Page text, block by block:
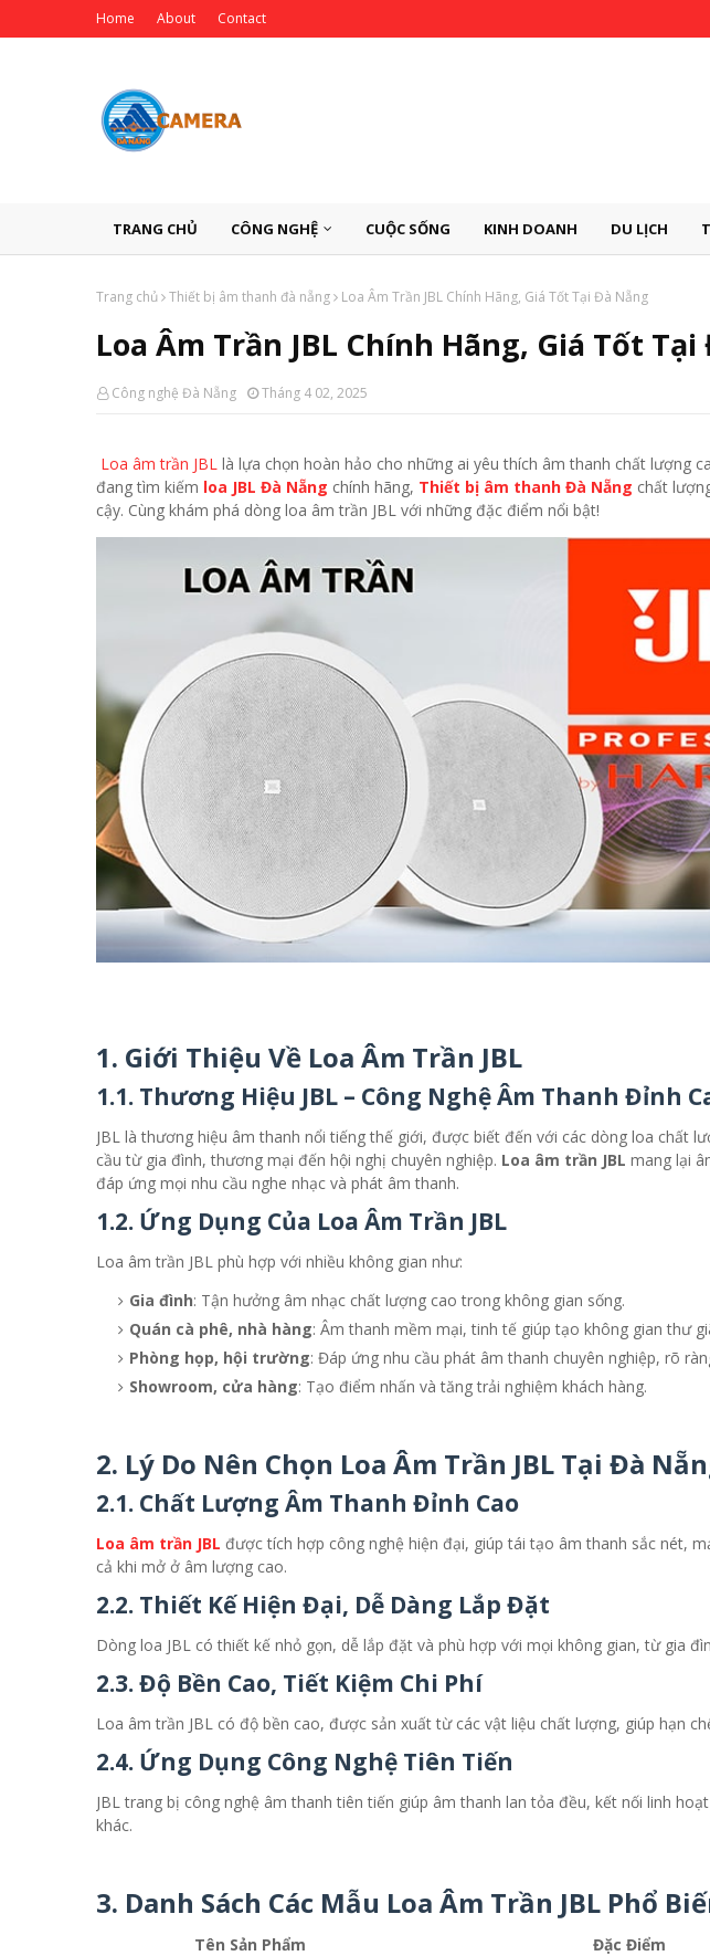
Home About Contact
TRANG CHỦ CÔNG NGHỆ CUỘC SỐNG KINH DOANH DU LỊCH
Trang chủ Thiết bị âm thanh đà nẵng Loa Âm Trần JBL Chính Hãng, Giá Tốt Tại Đà Nẵng
Loa Âm Trần JBL Chính Hãng, Giá Tốt
Công nghệ Đà Nẵng Tháng 4 02, 2025
Loa âm trần JBL là lựa chọn hoàn hảo cho những ai yêu thích âm thanh chất lượng
đang tìm kiếm loa JBL Đà Nẵng chính hãng, Thiết bị âm thanh Đà Nẵng chất
cậy. Cùng khám phá dòng loa âm trần JBL với những đặc điểm nổi bật!
1. Giới Thiệu Về Loa Âm Trần JBL
1.1. Thương Hiệu JBL – Công Nghệ Âm Thanh Đỉnh
JBL là thương hiệu âm thanh nổi tiếng thế giới, được biết đến với các dòng loa chất
cầu từ gia đình, thương mại đến hội nghị chuyên nghiệp. Loa âm trần JBL mang lại
đáp ứng mọi nhu cầu nghe nhạc và phát âm thanh.
1.2. Ứng Dụng Của Loa Âm Trần JBL
Loa âm trần JBL phù hợp với nhiều không gian như:
Gia đình: Tận hưởng âm nhạc chất lượng cao trong không gian sống.
Quán cà phê, nhà hàng: Âm thanh mềm mại, tinh tế giúp tạo không gian thư
Phòng họp, hội trường: Đáp ứng nhu cầu phát âm thanh chuyên nghiệp, rõ
Showroom, cửa hàng: Tạo điểm nhấn và tăng trải nghiệm khách hàng.
2. Lý Do Nên Chọn Loa Âm Trần JBL Tại Đà
2.1. Chất Lượng Âm Thanh Đỉnh Cao
Loa âm trần JBL được tích hợp công nghệ hiện đại, giúp tái tạo âm thanh sắc nét,
cả khi mở ở âm lượng cao.
2.2. Thiết Kế Hiện Đại, Dễ Dàng Lắp Đặt
Dòng loa JBL có thiết kế nhỏ gọn, dễ lắp đặt và phù hợp với mọi không gian, từ gia
2.3. Độ Bền Cao, Tiết Kiệm Chi Phí
Loa âm trần JBL có độ bền cao, được sản xuất từ các vật liệu chất lượng, giúp hạn
2.4. Ứng Dụng Công Nghệ Tiên Tiến
JBL trang bị công nghệ âm thanh tiên tiến giúp âm thanh lan tỏa đều, kết nối linh
khác.
3. Danh Sách Các Mẫu Loa Âm Trần JBL Phổ
Tên Sản Phẩm
Đặc Điểm